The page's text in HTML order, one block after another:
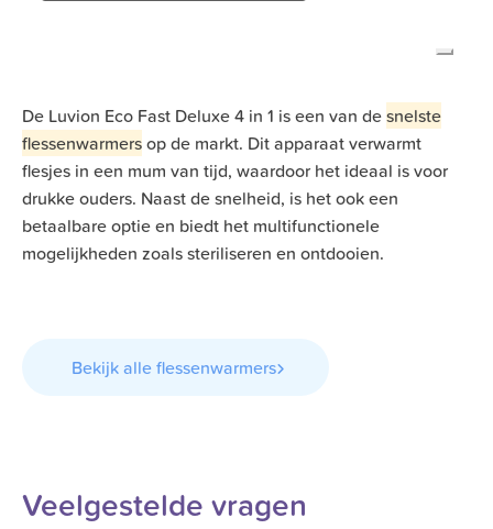
De Luvion Eco Fast Deluxe 4 in 1 is een van desnelste
flessenwarmersop de markt. Dit apparaat verwarmt
flesjes in een mum van tijd, waardoor het ideaal is voor
drukke ouders. Naast de snelheid, is het ook een
betaalbare optie en biedt het multifunctionele
mogelijkheden zoals steriliseren en ontdooien.
Bekijk alle flessenwarmers
Veelgestelde vragen